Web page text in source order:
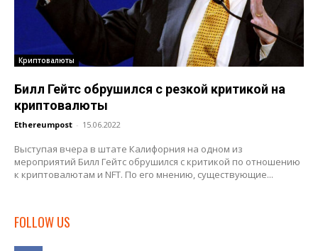
Криптовалюты
Билл Гейтс обрушился с резкой критикой на
криптовалюты
Ethereumpost - 15.06.2022
Выступая вчера в штате Калифорния на одном из
мероприятий Билл Гейтс обрушился с критикой по отношению
к криптовалютам и NFT. По его мнению, существующие...
FOLLOW US